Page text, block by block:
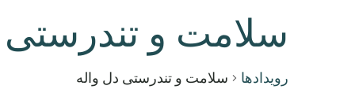
سلامت و تندرستی
رویدادها سلامت و تندرستی دل واله